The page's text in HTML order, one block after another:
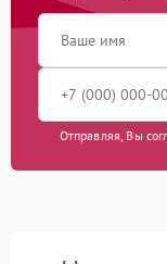
Отправляя, Вы